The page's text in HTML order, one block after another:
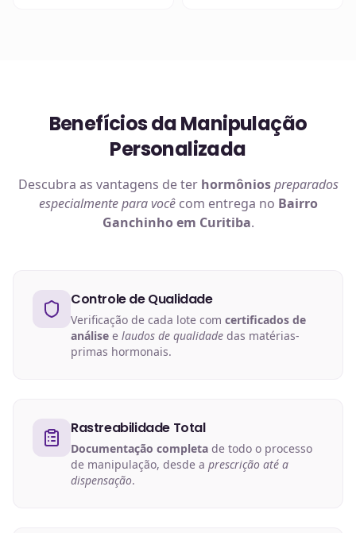
Benefícios da Manipulação
Personalizada
Descubra as vantagens de ter hormônios preparados
especialmente para vocêcom entrega no Bairro
Ganchinho em Curitiba.
Controle de Qualidade
Verificação de cada lote com certificados de
análise e laudos de qualidade das matérias-
primas hormonais.
Rastreabilidade Total
Documentação completa de todo o processo
de manipulação, desde a prescrição até a
dispensação.